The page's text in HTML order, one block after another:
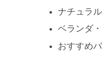
ナチュラ
ベランダ
おすすめ